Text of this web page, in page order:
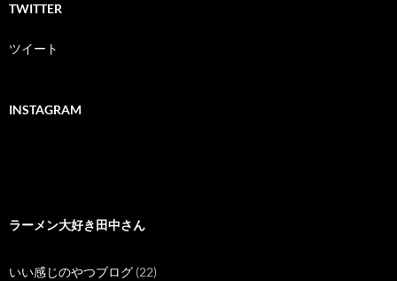
TWITTER
ツイート
INSTAGRAM
ラーメン大好き田中さん
いい感じのやつブログ (22)